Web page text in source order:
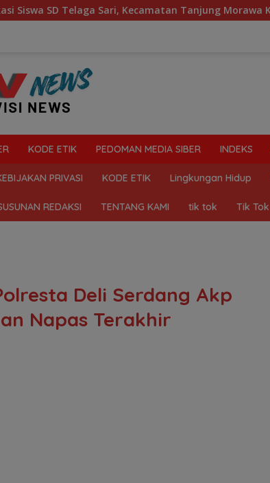
Kecamatan Tanjung Morawa Kelola Sampah
KODE ETIK PEDOMAN MEDIA SIBER INDEKS
PRIVASI KODE ETIK Lingkungan Hidup
REDAKSI TENTANG KAMI tik tok Tik Tok
Deli Serdang Akp
Napas Terakhir